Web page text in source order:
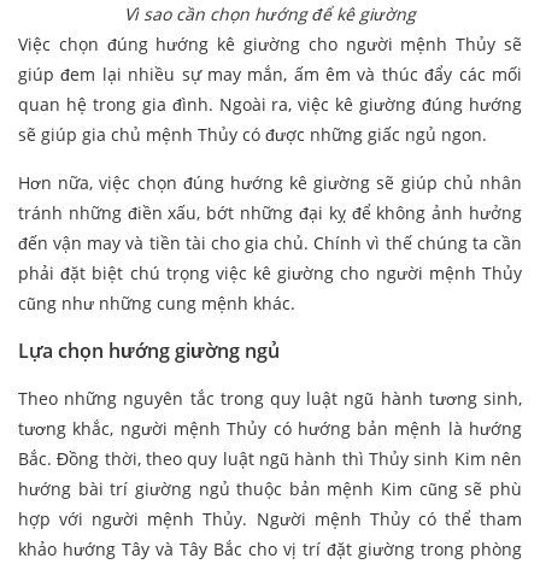
Vì sao cần chọn hướng để kê giường
Việc chọn đúng hướng kê giường cho người mệnh Thủy sẽ
giúp đem lại nhiều sự may mắn, ấm êm và thúc đẩy các mối
quan hệ trong gia đình. Ngoài ra, việc kê giường đúng hướng
sẽ giúp gia chủ mệnh Thủy có được những giấc ngủ ngon.
Hơn nữa, việc chọn đúng hướng kê giường sẽ giúp chủ nhân
tránh những điền xấu, bớt những đại kỵ để không ảnh hưởng
đến vận may và tiền tài cho gia chủ. Chính vì thế chúng ta cần
phải đặt biệt chú trọng việc kê giường cho người mệnh Thủy
cũng như những cung mệnh khác.
Lựa chọn hướng giường ngủ
Theo những nguyên tắc trong quy luật ngũ hành tương sinh,
tương khắc, người mệnh Thủy có hướng bản mệnh là hướng
Bắc. Đồng thời, theo quy luật ngũ hành thì Thủy sinh Kim nên
hướng bài trí giường ngủ thuộc bản mệnh Kim cũng sẽ phù
hợp với người mệnh Thủy. Người mệnh Thủy có thể tham
khảo hướng Tây và Tây Bắc cho vị trí đặt giường trong phòng